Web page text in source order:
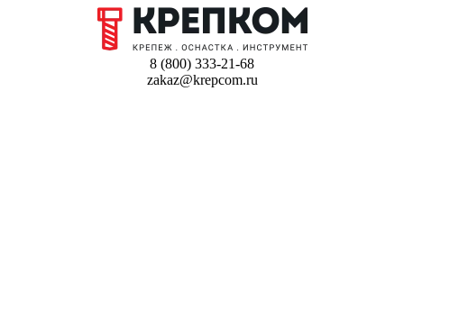
8 (800) 333-21-68
zakaz@krepcom.ru